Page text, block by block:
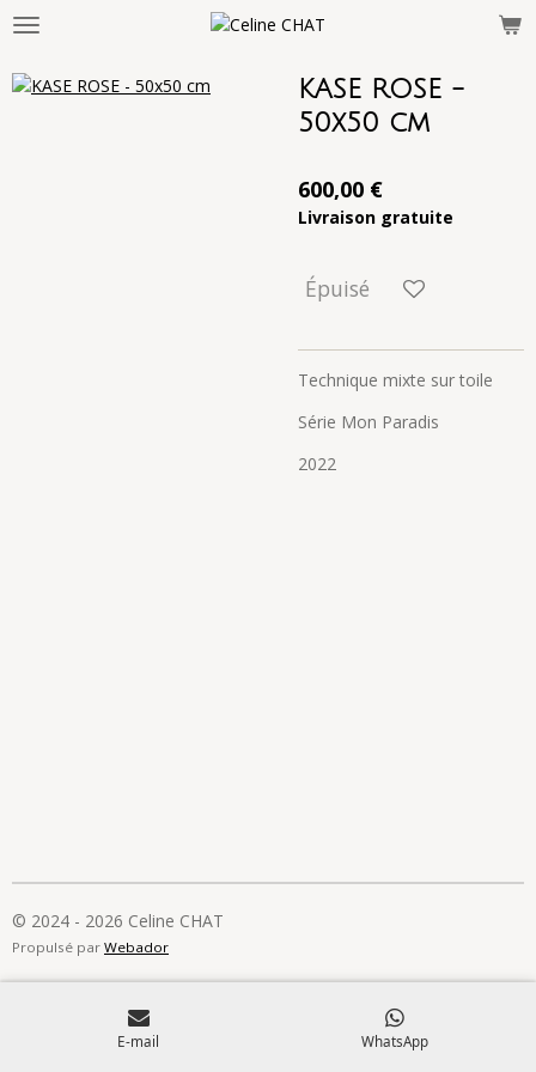
Passer
contenu
principal
KASE ROSE -
50x50 cm
600,00 €
Livraison gratuite
Épuisé
Technique mixte sur toile
Série Mon Paradis
2022
© 2024 - 2026 Celine CHAT
Propulsé par Webador
E-mail WhatsApp